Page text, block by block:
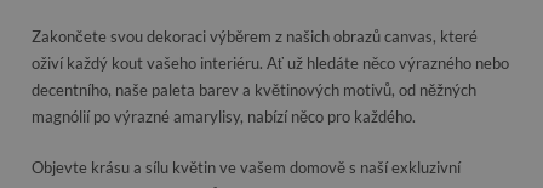
Zakončete svou dekoraci výběrem z našich obrazů canvas, které
oživí každý kout vašeho interiéru. Ať už hledáte něco výrazného nebo
decentního, naše paleta barev a květinových motivů, od něžných
magnólií po výrazné amarylisy, nabízí něco pro každého.
Objevte krásu a sílu květin ve vašem domově s naší exkluzivní